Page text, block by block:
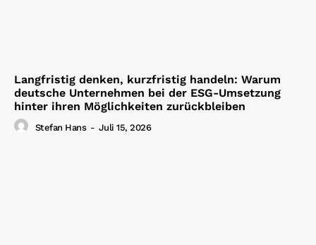
Langfristig denken, kurzfristig handeln: Warum
deutsche Unternehmen bei der ESG-Umsetzung
hinter ihren Möglichkeiten zurückbleiben
Stefan Hans - Juli 15, 2026